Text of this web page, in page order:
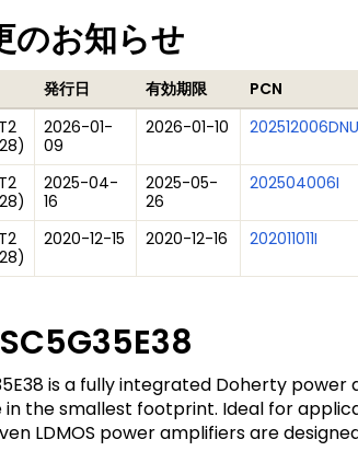
のお知らせ
発行日 有効期限 PCN
)
2026-01-
09
2026-01-10
)
2025-04-
16
2025-05-
26
202504006I
)
2020-12-15 2020-12-16 202011011I
is a fully integrated Doherty
the smallest footprint. Ideal for
LDMOS power amplifiers are